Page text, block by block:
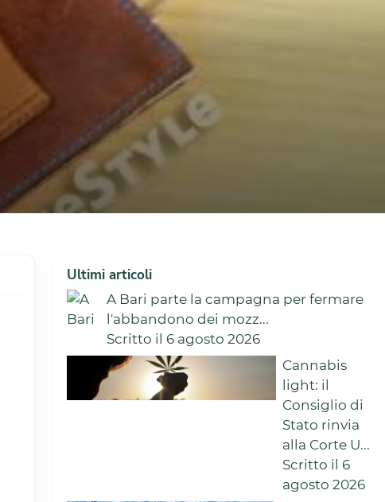
Ultimi articoli
A Bari parte la campagna per fermare
l'abbandono dei mozz...
Scritto il 6 agosto 2026
Cannabis
light: il
Consiglio di
Stato rinvia
alla Corte U...
Scritto il 6
agosto 2026